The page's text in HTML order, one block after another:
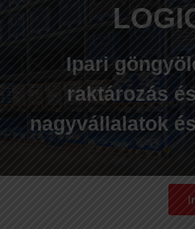
Ipari
raktározás
nagyvállalatok